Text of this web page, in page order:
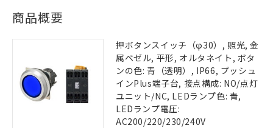
商品概要
押ボタンスイッチ（φ30）, 照光, 金
属ベゼル, 平形, オルタネイト, ボタ
ンの色: 青（透明）, IP66, プッシュ
インPlus端子台, 接点構成: NO/点灯
ユニット/NC, LEDランプ色: 青,
LEDランプ電圧:
AC200/220/230/240V